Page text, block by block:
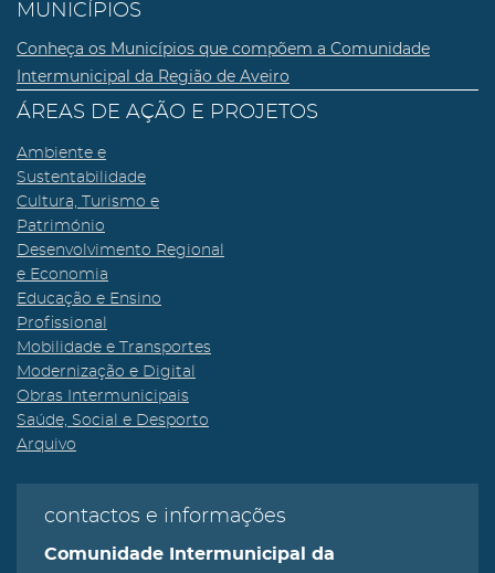
MUNICÍPIOS
Conheça os Municípios que compõem a Comunidade
Intermunicipal da Região de Aveiro
ÁREAS DE AÇÃO E PROJETOS
Ambiente e
Sustentabilidade
Cultura, Turismo e
Património
Desenvolvimento Regional
e Economia
Educação e Ensino
Profissional
Mobilidade e Transportes
Modernização e Digital
Obras Intermunicipais
Saúde, Social e Desporto
Arquivo
contactos e informações
Comunidade Intermunicipal da